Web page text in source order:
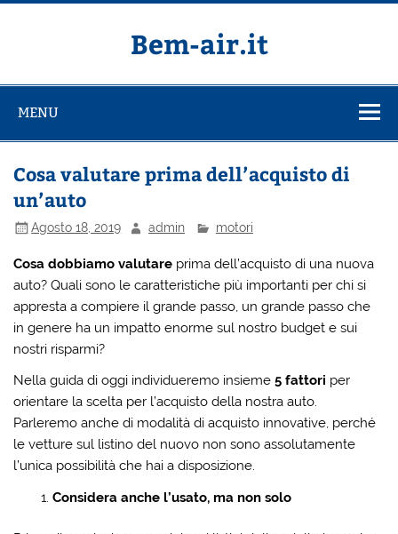
Salta
Bem-air.it
MENU
Cosa valutare prima dell’acquisto di
un’auto
Agosto 18, 2019 admin motori
Cosa dobbiamo valutare prima dell’acquisto di una nuova
auto? Quali sono le caratteristiche più importanti per chi si
appresta a compiere il grande passo, un grande passo che
in genere ha un impatto enorme sul nostro budget e sui
nostri risparmi?
Nella guida di oggi individueremo insieme5 fattori per
orientare la scelta per l’acquisto della nostra auto.
Parleremo anche di modalità di acquisto innovative, perché
le vetture sul listino del nuovo non sono assolutamente
l’unica possibilità che hai a disposizione.
Considera anche l’usato, ma non solo